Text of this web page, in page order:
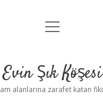
Anasayfa
Yasal Uyarı
menüyü
Evin Şık Köşesi
alanlarına zarafet katan